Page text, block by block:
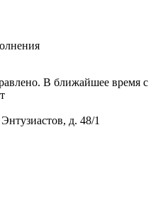
В ближайшее время с
д. 48/1